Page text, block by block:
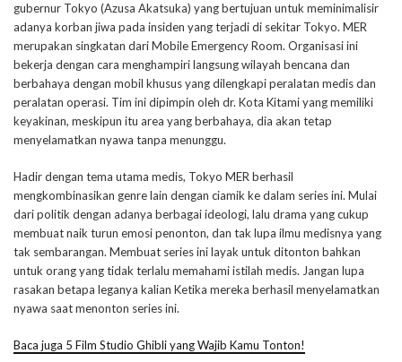
gubernur Tokyo (Azusa Akatsuka) yang bertujuan untuk meminimalisir
adanya korban jiwa pada insiden yang terjadi di sekitar Tokyo. MER
merupakan singkatan dari Mobile Emergency Room. Organisasi ini
bekerja dengan cara menghampiri langsung wilayah bencana dan
berbahaya dengan mobil khusus yang dilengkapi peralatan medis dan
peralatan operasi. Tim ini dipimpin oleh dr. Kota Kitami yang memiliki
keyakinan, meskipun itu area yang berbahaya, dia akan tetap
menyelamatkan nyawa tanpa menunggu.
Hadir dengan tema utama medis, Tokyo MER berhasil
mengkombinasikan genre lain dengan ciamik ke dalam series ini. Mulai
dari politik dengan adanya berbagai ideologi, lalu drama yang cukup
membuat naik turun emosi penonton, dan tak lupa ilmu medisnya yang
tak sembarangan. Membuat series ini layak untuk ditonton bahkan
untuk orang yang tidak terlalu memahami istilah medis. Jangan lupa
rasakan betapa leganya kalian Ketika mereka berhasil menyelamatkan
nyawa saat menonton series ini.
Baca juga 5 Film Studio Ghibli yang Wajib Kamu Tonton!